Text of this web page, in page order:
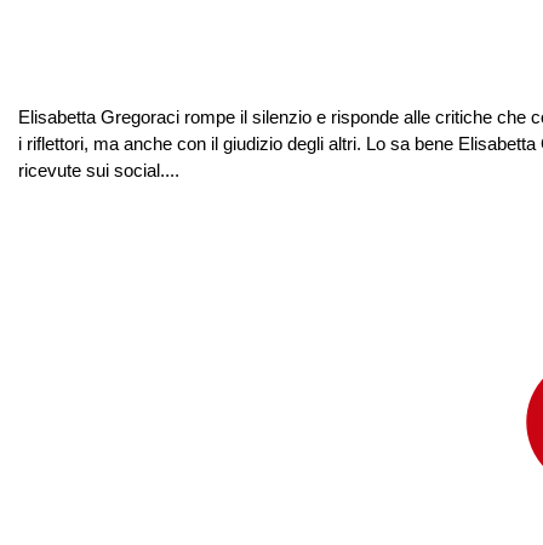
Elisabetta Gregoraci rompe il silenzio e risponde alle critiche che
i riflettori, ma anche con il giudizio degli altri. Lo sa bene
ricevute sui social....